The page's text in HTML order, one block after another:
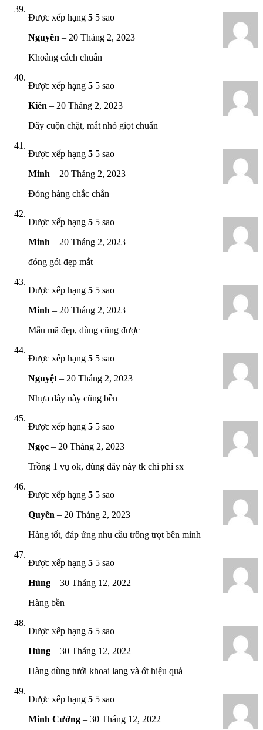
Được xếp hạng 5 5 sao
Nguyên – 20 Tháng 2, 2023
Khoảng cách chuẩn
Được xếp hạng 5 5 sao
Kiên – 20 Tháng 2, 2023
Dây cuộn chặt, mắt nhỏ giọt chuẩn
Được xếp hạng 5 5 sao
Minh – 20 Tháng 2, 2023
Đóng hàng chắc chắn
Được xếp hạng 5 5 sao
Minh – 20 Tháng 2, 2023
đóng gói đẹp mắt
Được xếp hạng 5 5 sao
Minh – 20 Tháng 2, 2023
Mẫu mã đẹp, dùng cũng được
Được xếp hạng 5 5 sao
Nguyệt – 20 Tháng 2, 2023
Nhựa dây này cũng bền
Được xếp hạng 5 5 sao
Ngọc – 20 Tháng 2, 2023
Trồng 1 vụ ok, dùng dây này tk chi phí sx
Được xếp hạng 5 5 sao
Quyền – 20 Tháng 2, 2023
Hàng tốt, đáp ứng nhu cầu trông trọt bên mình
Được xếp hạng 5 5 sao
Hùng – 30 Tháng 12, 2022
Hàng bền
Được xếp hạng 5 5 sao
Hùng – 30 Tháng 12, 2022
Hàng dùng tưới khoai lang và ớt hiệu quả
Được xếp hạng 5 5 sao
Minh Cường – 30 Tháng 12, 2022